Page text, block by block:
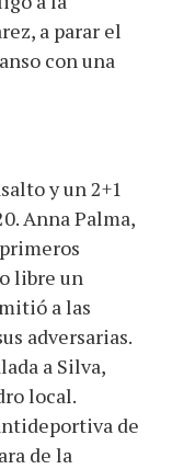
a parar el
con una
y un 2+1
Anna Palma,
libre un
a las
adversarias.
a Silva,
local.
de
de la